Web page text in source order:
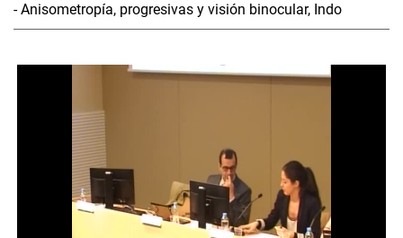
- Anisometropía, progresivas y visión binocular, Indo